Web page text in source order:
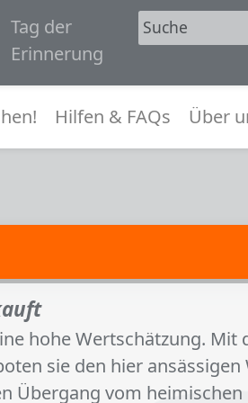
Tag der
Erinnerung
Hilfen & FAQs Über
hohe Wertschätzung. Mit
sie den hier ansässigen
Übergang vom heimischen